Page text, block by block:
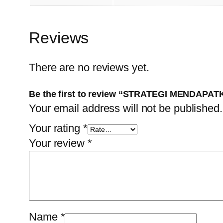
Reviews
There are no reviews yet.
Be the first to review “STRATEGI
Your email address will not be published.
Your rating *
Your review *
Name *